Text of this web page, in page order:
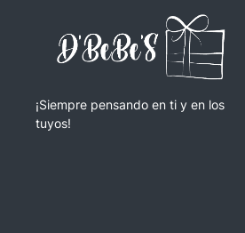
¡Siempre pensando en ti y en los
tuyos!